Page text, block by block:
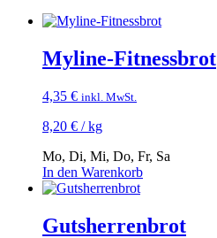
Myline-Fitnessbrot
4,35 € inkl. MwSt.
8,20 € /kg
Mo, Di, Mi, Do, Fr, Sa
In den Warenkorb
Gutsherrenbrot